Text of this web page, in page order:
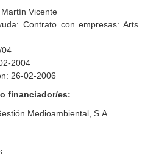
Vicente
Contrato con empresas: Arts.
04
2004
26-02-2006
financiador/es:
Medioambiental, S.A.